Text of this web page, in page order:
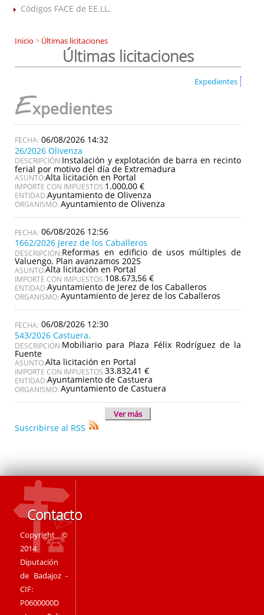
Códigos FACE de EE.LL.
Inicio > Últimas licitaciones
Últimas licitaciones
Expedientes
Expedientes
06/08/2026 14:32
26/2026 Olivenza
DESCRIPCIÓN:Instalación y explotación de barra en recinto
ferial por motivo del día de Extremadura
ASUNTO:Alta licitación en Portal
IMPORTE CON IMPUESTOS:1.000,00 €
ENTIDAD:Ayuntamiento de Olivenza
ORGANISMO: Ayuntamiento de Olivenza
06/08/2026 12:56
1662/2026 Jerez de los Caballeros
DESCRIPCIÓN:Reformas en edificio de usos múltiples de
Valuengo. Plan avanzamos 2025
ASUNTO:Alta licitación en Portal
IMPORTE CON IMPUESTOS:108.673,56 €
ENTIDAD:Ayuntamiento de Jerez de los Caballeros
ORGANISMO: Ayuntamiento de Jerez de los Caballeros
06/08/2026 12:30
543/2026 Castuera.
DESCRIPCIÓN:Mobiliario para Plaza Félix Rodríguez de la
Fuente
ASUNTO:Alta licitación en Portal
IMPORTE CON IMPUESTOS:33.832,41 €
ENTIDAD:Ayuntamiento de Castuera
ORGANISMO: Ayuntamiento de Castuera
Ver más
Suscribirse al RSS
Contacto
Copyright ©
2014
Diputación
de Badajoz -
CIF:
P0600000D